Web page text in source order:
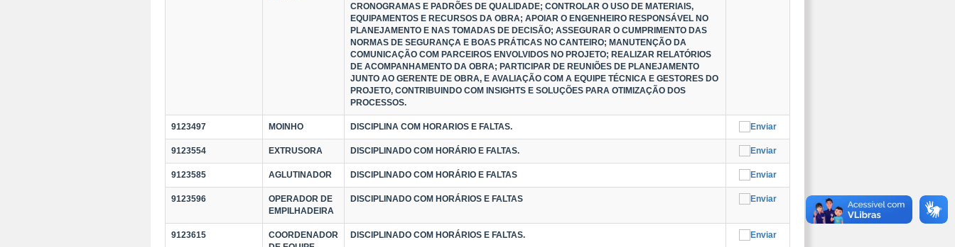
CRONOGRAMAS E PADRÕES DE QUALIDADE; CONTROLAR O USO DE MATERIAIS,
EQUIPAMENTOS E RECURSOS DA OBRA; APOIAR O ENGENHEIRO RESPONSÁVEL NO
PLANEJAMENTO E NAS TOMADAS DE DECISÃO; ASSEGURAR O CUMPRIMENTO DAS
NORMAS DE SEGURANÇA E BOAS PRÁTICAS NO CANTEIRO; MANUTENÇÃO DA
COMUNICAÇÃO COM PARCEIROS ENVOLVIDOS NO PROJETO; REALIZAR RELATÓRIOS
DE ACOMPANHAMENTO DA OBRA; PARTICIPAR DE REUNIÕES DE PLANEJAMENTO
JUNTO AO GERENTE DE OBRA, E AVALIAÇÃO COM A EQUIPE TÉCNICA E GESTORES DO
PROJETO, CONTRIBUINDO COM INSIGHTS E SOLUÇÕES PARA OTIMIZAÇÃO DOS
PROCESSOS.
9123497 MOINHO DISCIPLINA COM HORARIOS E FALTAS.
9123554 EXTRUSORA DISCIPLINADO COM HORÁRIO E FALTAS.
9123585 AGLUTINADOR DISCIPLINADO COM HORÁRIO E FALTAS
9123596
OPERADOR DE
EMPILHADEIRA
DISCIPLINADO COM HORÁRIOS E FALTAS
9123615
COORDENADOR
DISCIPLINADO COM HORÁRIOS E FALTAS.